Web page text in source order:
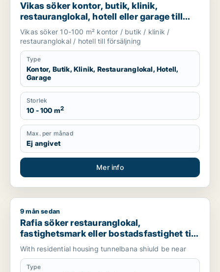
Vikas söker kontor, butik, klinik,
restauranglokal, hotell eller garage till
salu i Upplands Väsby, Vallentuna eller
Österåker m.fl.
Vikas söker 10-100 m² kontor / butik / klinik /
restauranglokal / hotell till försäljning
Type
Kontor, Butik, Klinik, Restauranglokal, Hotell,
Garage
Storlek
10 - 100 m2
Max. per månad
Ej angivet
Mer info
Rafia söker restauranglokal, fastighetsmark eller
9 mån sedan
Rafia söker restauranglokal,
fastighetsmark eller bostadsfastighet till
salu i Järfälla, Danderyd eller Sollentuna
With residential housing tunnelbana shiuld be near
Type